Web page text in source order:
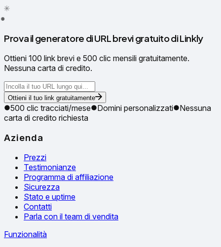
●
Prova il generatore di URL brevi gratuito di Linkly
Ottieni 100 link brevi e 500 clic mensili gratuitamente.
Nessuna carta di credito.
Ottieni il tuo link gratuitamente
500 clic tracciati/mese Domini personalizzati
Nessuna
carta di credito richiesta
Azienda
Prezzi
Testimonianze
Programma di affiliazione
Sicurezza
Stato e uptime
Contatti
Parla con il team di vendita
Funzionalità